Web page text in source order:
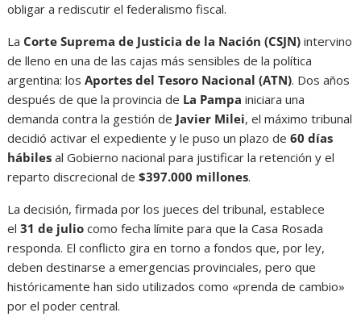
obligar a rediscutir el federalismo fiscal.
La Corte Suprema de Justicia de la Nación (CSJN) intervino
de lleno en una de las cajas más sensibles de la política
argentina: losAportes del Tesoro Nacional (ATN). Dos años
después de que la provincia de La Pampa iniciara una
demanda contra la gestión de Javier Milei, el máximo tribunal
decidió activar el expediente y le puso un plazo de60 días
hábiles al Gobierno nacional para justificar la retención y el
reparto discrecional de$397.000 millones.
La decisión, firmada por los jueces del tribunal, establece
el31 de julio como fecha límite para que la Casa Rosada
responda. El conflicto gira en torno a fondos que, por ley,
deben destinarse a emergencias provinciales, pero que
históricamente han sido utilizados como «prenda de cambio»
por el poder central.